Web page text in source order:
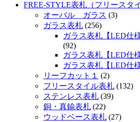
FREE-STYLE表札（フリースタ
オーバル ガラス (3)
ガラス表札 (256)
ガラス表札【LED仕
(92)
ガラス表札【LED仕
ガラス表札【LED仕
リーフカット１
(2)
フリースタイル表札 (132)
ステンレス表札 (39)
銅・真鍮表札 (22)
ウッドベース表札 (27)